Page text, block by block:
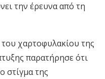
την έρευνα από τη
χαρτοφυλακίου της
παρατήρησε ότι
στίγμα της